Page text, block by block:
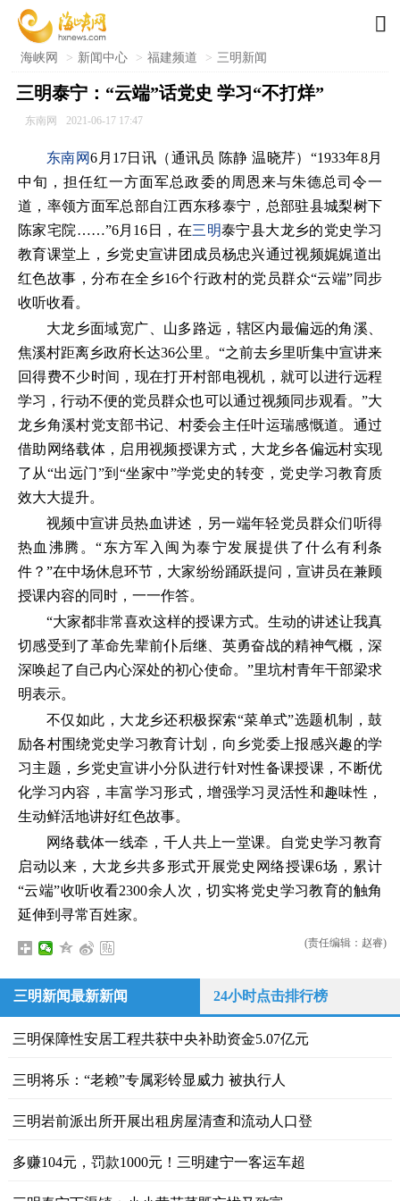

海峡网 > 新闻中心 > 福建频道 > 三明新闻
三明泰宁：“云端”话党史 学习“不打烊”
东南网 2021-06-17 17:47
东南网6月17日讯（通讯员 陈静 温晓芹）“1933年8月
中旬，担任红一方面军总政委的周恩来与朱德总司令一
道，率领方面军总部自江西东移泰宁，总部驻县城梨树下
陈家宅院……”6月16日，在三明泰宁县大龙乡的党史学习
教育课堂上，乡党史宣讲团成员杨忠兴通过视频娓娓道出
红色故事，分布在全乡16个行政村的党员群众“云端”同步
收听收看。
大龙乡面域宽广、山多路远，辖区内最偏远的角溪、
焦溪村距离乡政府长达36公里。“之前去乡里听集中宣讲来
回得费不少时间，现在打开村部电视机，就可以进行远程
学习，行动不便的党员群众也可以通过视频同步观看。”大
龙乡角溪村党支部书记、村委会主任叶运瑞感慨道。通过
借助网络载体，启用视频授课方式，大龙乡各偏远村实现
了从“出远门”到“坐家中”学党史的转变，党史学习教育质
效大大提升。
视频中宣讲员热血讲述，另一端年轻党员群众们听得
热血沸腾。“东方军入闽为泰宁发展提供了什么有利条
件？”在中场休息环节，大家纷纷踊跃提问，宣讲员在兼顾
授课内容的同时，一一作答。
“大家都非常喜欢这样的授课方式。生动的讲述让我真
切感受到了革命先辈前仆后继、英勇奋战的精神气概，深
深唤起了自己内心深处的初心使命。”里坑村青年干部梁求
明表示。
不仅如此，大龙乡还积极探索“菜单式”选题机制，鼓
励各村围绕党史学习教育计划，向乡党委上报感兴趣的学
习主题，乡党史宣讲小分队进行针对性备课授课，不断优
化学习内容，丰富学习形式，增强学习灵活性和趣味性，
生动鲜活地讲好红色故事。
网络载体一线牵，千人共上一堂课。自党史学习教育
启动以来，大龙乡共多形式开展党史网络授课6场，累计
“云端”收听收看2300余人次，切实将党史学习教育的触角
延伸到寻常百姓家。
(责任编辑：赵睿)
三明新闻最新新闻 24小时点击排行榜
三明保障性安居工程共获中央补助资金5.07亿元
三明将乐：“老赖”专属彩铃显威力 被执行人
三明岩前派出所开展出租房屋清查和流动人口登
多赚104元，罚款1000元！三明建宁一客运车超